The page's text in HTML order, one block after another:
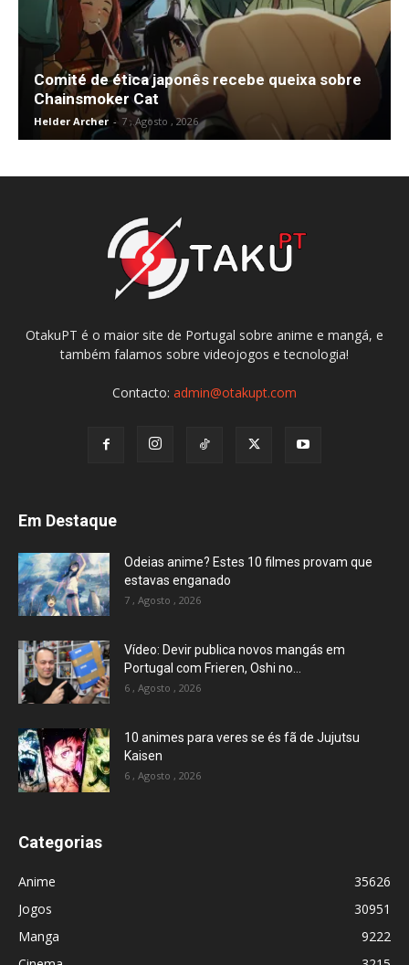
Comité de ética japonês recebe queixa sobre
Chainsmoker Cat
Helder Archer - 7 , Agosto , 2026
OtakuPT é o maior site de Portugal sobre anime e mangá, e
também falamos sobre videojogos e tecnologia!
Contacto: admin@otakupt.com
Em Destaque
Odeias anime? Estes 10 filmes provam que
estavas enganado
7 , Agosto , 2026
Vídeo: Devir publica novos mangás em
Portugal com Frieren, Oshi no...
6 , Agosto , 2026
10 animes para veres se és fã de Jujutsu
Kaisen
6 , Agosto , 2026
Categorias
Anime
35626
Jogos
30951
Manga
9222